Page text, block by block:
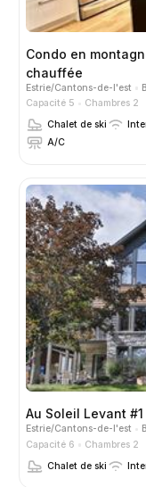
Condo en
chauffée
Estrie/Cantons-de-l'est
Capacité 5
Chambres 2
Chalet de ski
A/C
Au Soleil Levant #1
Estrie/Cantons-de-l'est
Capacité 6
Chambres 2
Chalet de ski